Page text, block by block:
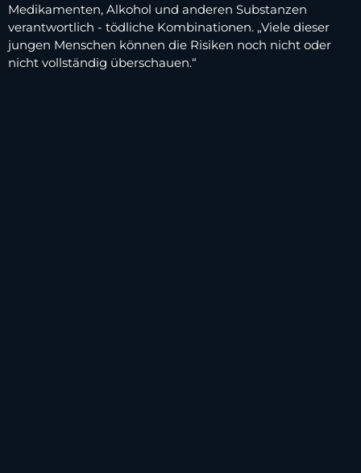
Medikamenten, Alkohol und anderen Substanzen
verantwortlich - tödliche Kombinationen. „Viele dieser
jungen Menschen können die Risiken noch nicht oder
nicht vollständig überschauen.“